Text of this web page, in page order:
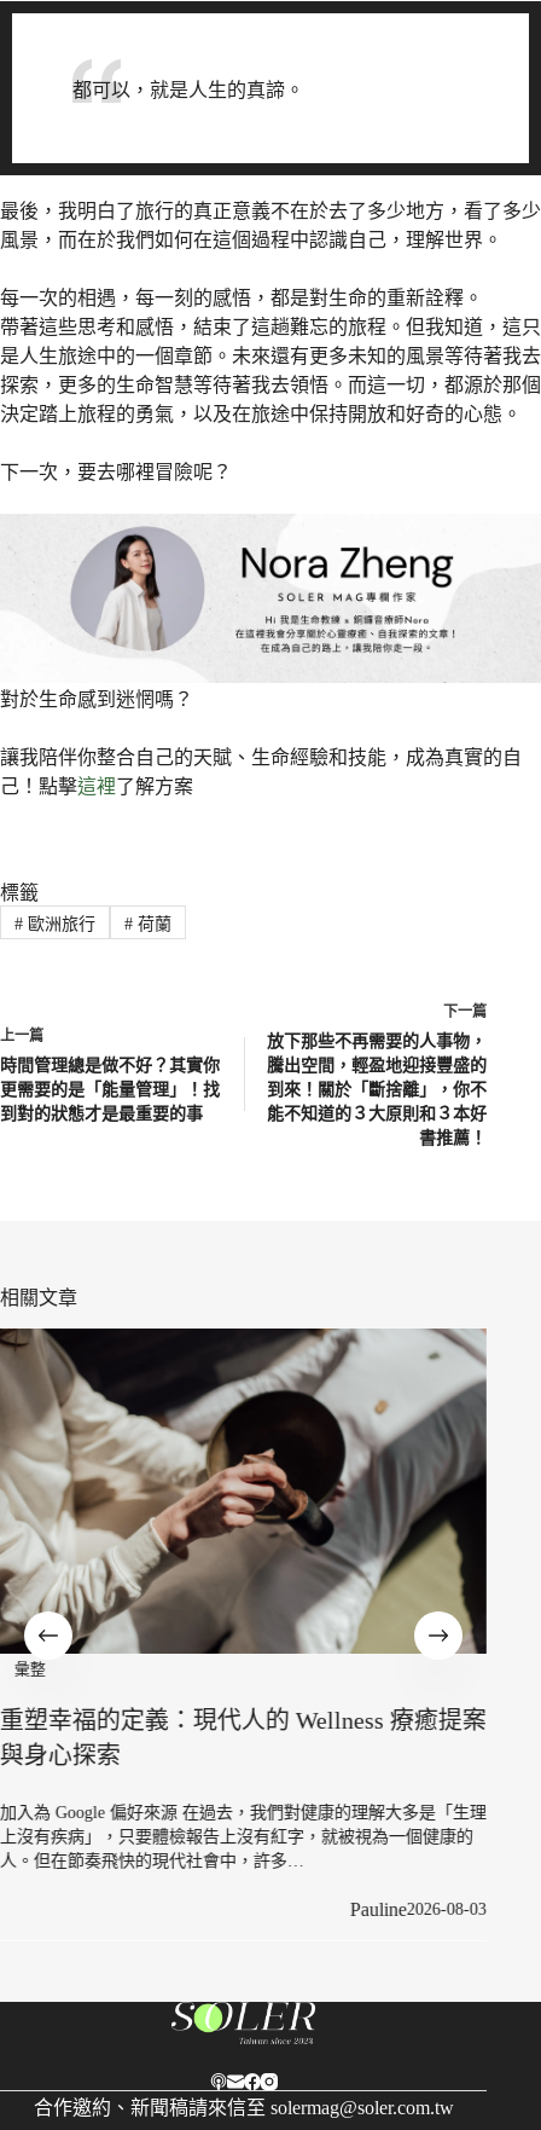
都可以，就是人生的真諦。
最後，我明白了旅行的真正意義不在於去了多少地方，看了多少
風景，而在於我們如何在這個過程中認識自己，理解世界。
每一次的相遇，每一刻的感悟，都是對生命的重新詮釋。
帶著這些思考和感悟，結束了這趟難忘的旅程。但我知道，這只
是人生旅途中的一個章節。未來還有更多未知的風景等待著我去
探索，更多的生命智慧等待著我去領悟。而這一切，都源於那個
決定踏上旅程的勇氣，以及在旅途中保持開放和好奇的心態。
下一次，要去哪裡冒險呢？
對於生命感到迷惘嗎？
讓我陪伴你整合自己的天賦、生命經驗和技能，成為真實的自
己！點擊這裡了解方案
標籤
#歐洲旅行 #荷蘭
上一篇
時間管理總是做不好？其實你
更需要的是「能量管理」！找
到對的狀態才是最重要的事
下一篇
放下那些不再需要的人事物，
騰出空間，輕盈地迎接豐盛的
到來！關於「斷捨離」，你不
能不知道的３大原則和３本好
書推薦！
相關文章
彙整
停止為了滿足他人而付出！致那些用「優秀」
當作武裝的「高功能倖存者」
加入為 Google 偏好來源 在職場與人際關係中，你是不是大家眼中
好所有危機。然而，每當深夜躺在床…
合作邀約、新聞稿請來信至 solermag@soler.com.tw